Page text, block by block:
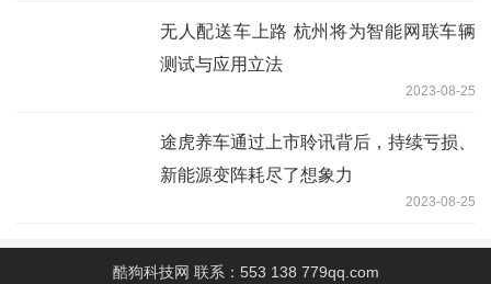
无人配送车上路 杭州将为智能网联车辆
测试与应用立法
2023-08-25
途虎养车通过上市聆讯背后，持续亏损、
新能源变阵耗尽了想象力
2023-08-25
酷狗科技网 联系：553 138 779qq.com